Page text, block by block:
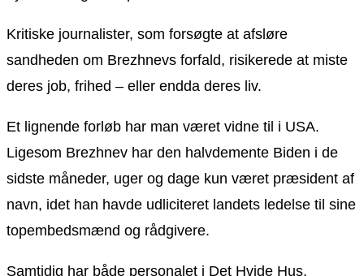
Kritiske journalister, som forsøgte at afsløre
sandheden om Brezhnevs forfald, risikerede at miste
deres job, frihed – eller endda deres liv.
Et lignende forløb har man været vidne til i USA.
Ligesom Brezhnev har den halvdemente Biden i de
sidste måneder, uger og dage kun været præsident af
navn, idet han havde udliciteret landets ledelse til sine
topembedsmænd og rådgivere.
Samtidig har både personalet i Det Hvide Hus,